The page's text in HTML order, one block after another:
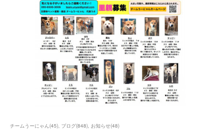
チームうーにゃん(45) ブログ(848) お知らせ(48)